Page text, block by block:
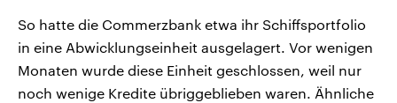
So hatte die Commerzbank etwa ihr Schiffsportfolio
in eine Abwicklungseinheit ausgelagert. Vor wenigen
Monaten wurde diese Einheit geschlossen, weil nur
noch wenige Kredite übriggeblieben waren. Ähnliche